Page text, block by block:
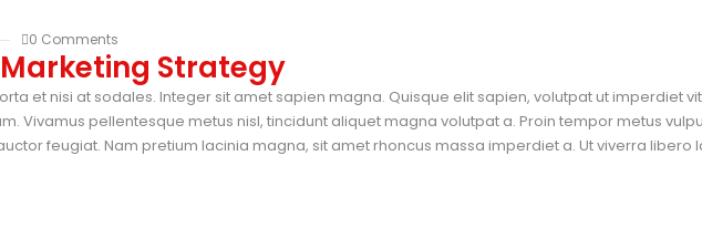
0 Comments
Marketing Strategy
et nisi at sodales. Integer sit amet sapien magna. Quisque elit sapien, volutpat ut imperdiet
Vivamus pellentesque metus nisl, tincidunt aliquet magna volutpat a. Proin tempor metus
feugiat. Nam pretium lacinia magna, sit amet rhoncus massa imperdiet a. Ut viverra libero